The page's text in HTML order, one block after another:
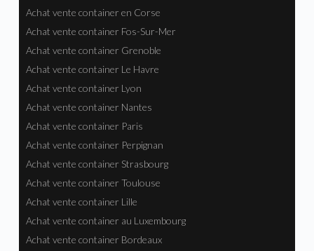
Achat vente container en Corse
Achat vente container Fos-Sur-Mer
Achat vente container Grenoble
Achat vente container Le Havre
Achat vente container Lyon
Achat vente container Nantes
Achat vente container Paris
Achat vente container Perpignan
Achat vente container Strasbourg
Achat vente container Toulouse
Achat vente container Lille
Achat vente container au Luxembourg
Achat vente container Bordeaux